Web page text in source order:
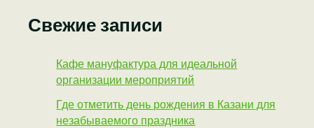
Свежие записи
Кафе мануфактура для идеальной
организации мероприятий
Где отметить день рождения в Казани для
незабываемого праздника